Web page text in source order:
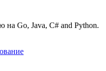
Go, Java, C# and Python.